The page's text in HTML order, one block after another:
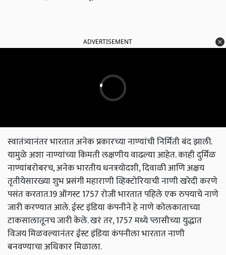
ADVERTISEMENT
स्वातंत्र्यानंतर भारतात अनेक प्रकारच्या नाण्यांची निर्मिती बंद झाली.
यामुळे अशा नाण्यांच्या किमती लक्षणीय वाढल्या आहेत. काही दुर्मिळ
नाण्यांबरोबरच, अनेक भारतीय धनत्रयोदशी, दिवाळी आणि अक्षय
तृतीयेसारख्या शुभ प्रसंगी महाराणी व्हिक्टोरियाची नाणी खरेदी करणे
पसंत करतात.19 ऑगस्ट 1757 रोजी भारतात पहिले एक रुपयाचे नाणे
जारी करण्यात आले. ईस्ट इंडिया कंपनीने हे नाणे कोलकाताच्या
टाकसालातूनच जारी केले. खरं तर, 1757 मध्ये प्लासीच्या युद्धात
विजय मिळवल्यानंतर ईस्ट इंडिया कंपनीला भारतात नाणी
बनवण्याचा अधिकार मिळाला.